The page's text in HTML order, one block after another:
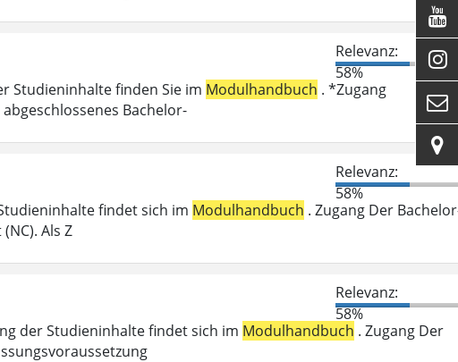
Relevanz:
58%
Studieninhalte finden Sie im Modulhandbuch . *Zugang
Bachelor-
Relevanz:
58%
findet sich im Modulhandbuch . Zugang Der
Als Z
Relevanz:
58%
der Studieninhalte findet sich im Modulhandbuch . Zugang Der



